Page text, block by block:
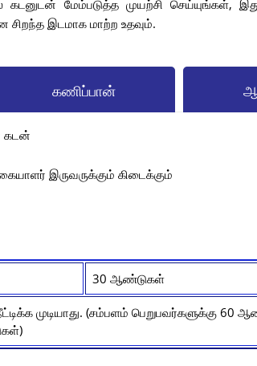
கடனுடன் மேம்படுத்த முயற்சி செய்யுங்கள்,
இடமாக மாற்ற உதவும்.
கணிப்பான்
கடன்
இருவருக்கும் கிடைக்கும்
30 ஆண்டுகள்
முடியாது. (சம்பளம் பெறுபவர்களுக்கு 60